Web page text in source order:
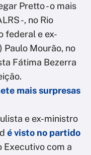
Pretto - o mais
-, no Rio
federal e ex-
Paulo Mourão, no
Fátima Bezerra
mais surpresas
e ex-ministro
é visto no partido
com a